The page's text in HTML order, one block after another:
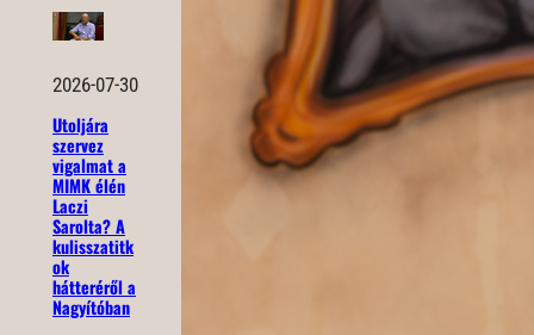
2026-07-30
Utoljára
szervez
vigalmat a
MIMK élén
Laczi
Sarolta? A
kulisszatitk
ok
hátteréről a
Nagyítóban